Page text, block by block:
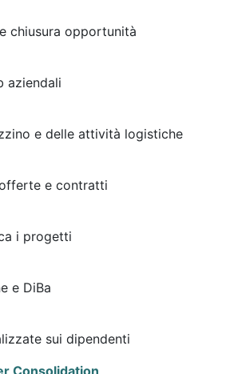
chiusura opportunità
aziendali
e delle attività logistiche
e contratti
i progetti
e DiBa
sui dipendenti
Consolidation